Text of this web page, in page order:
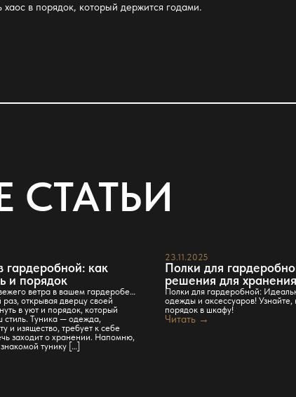
хаос в порядок, который держится годами.
СТАТЬИ
гардеробной: как
и порядок
ветра в вашем гардеробе…
открывая дверцу своей
в уют и порядок, который
стиль. Туника — одежда,
и изящество, требует к себе
заходит о хранении. Напомню,
тунику […]
23.11.2025
Полки для
решения для
Полки для гардеробной:
одежды и аксессуаров! Узнайте,
порядок в шкафу!
Читать →